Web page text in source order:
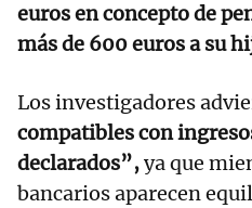
euros en concepto de
más de 600 euros a su
Los investigadores
compatibles con
declarados”,ya que
bancarios aparecen